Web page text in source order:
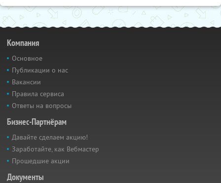
Компания
Основное
Публикации о нас
Вакансии
Правила сервиса
Ответы на вопросы
Бизнес-Партнёрам
Давайте сделаем акцию!
Заработайте, как Вебмастер
Прошедшие акции
Документы